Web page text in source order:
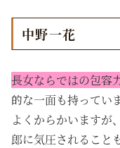
中野一花
長女ならではの包容
的な一面も持ってい
よくからかいますが
郎に気圧されること